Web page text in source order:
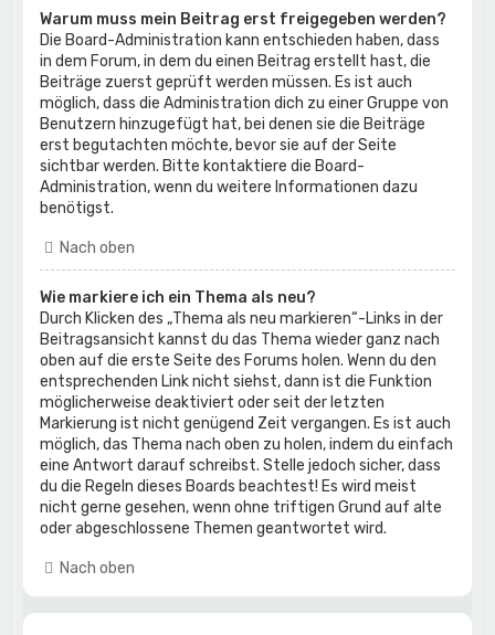
Warum muss mein Beitrag erst freigegeben werden?
Die Board-Administration kann entschieden haben, dass
in dem Forum, in dem du einen Beitrag erstellt hast, die
Beiträge zuerst geprüft werden müssen. Es ist auch
möglich, dass die Administration dich zu einer Gruppe von
Benutzern hinzugefügt hat, bei denen sie die Beiträge
erst begutachten möchte, bevor sie auf der Seite
sichtbar werden. Bitte kontaktiere die Board-
Administration, wenn du weitere Informationen dazu
benötigst.
Nach oben
Wie markiere ich ein Thema als neu?
Durch Klicken des „Thema als neu markieren“-Links in der
Beitragsansicht kannst du das Thema wieder ganz nach
oben auf die erste Seite des Forums holen. Wenn du den
entsprechenden Link nicht siehst, dann ist die Funktion
möglicherweise deaktiviert oder seit der letzten
Markierung ist nicht genügend Zeit vergangen. Es ist auch
möglich, das Thema nach oben zu holen, indem du einfach
eine Antwort darauf schreibst. Stelle jedoch sicher, dass
du die Regeln dieses Boards beachtest! Es wird meist
nicht gerne gesehen, wenn ohne triftigen Grund auf alte
oder abgeschlossene Themen geantwortet wird.
Nach oben